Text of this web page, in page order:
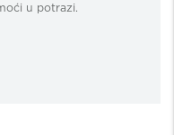
u potrazi.